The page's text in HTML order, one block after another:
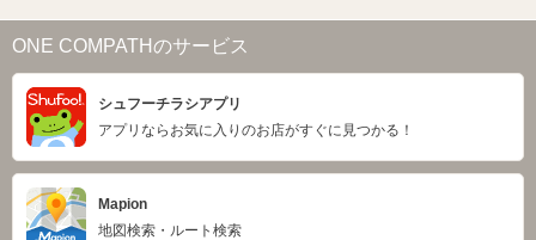
ONE COMPATHのサービス
シュフーチラシアプリ
アプリならお気に入りのお店がすぐに見つかる！
Mapion
地図検索・ルート検索